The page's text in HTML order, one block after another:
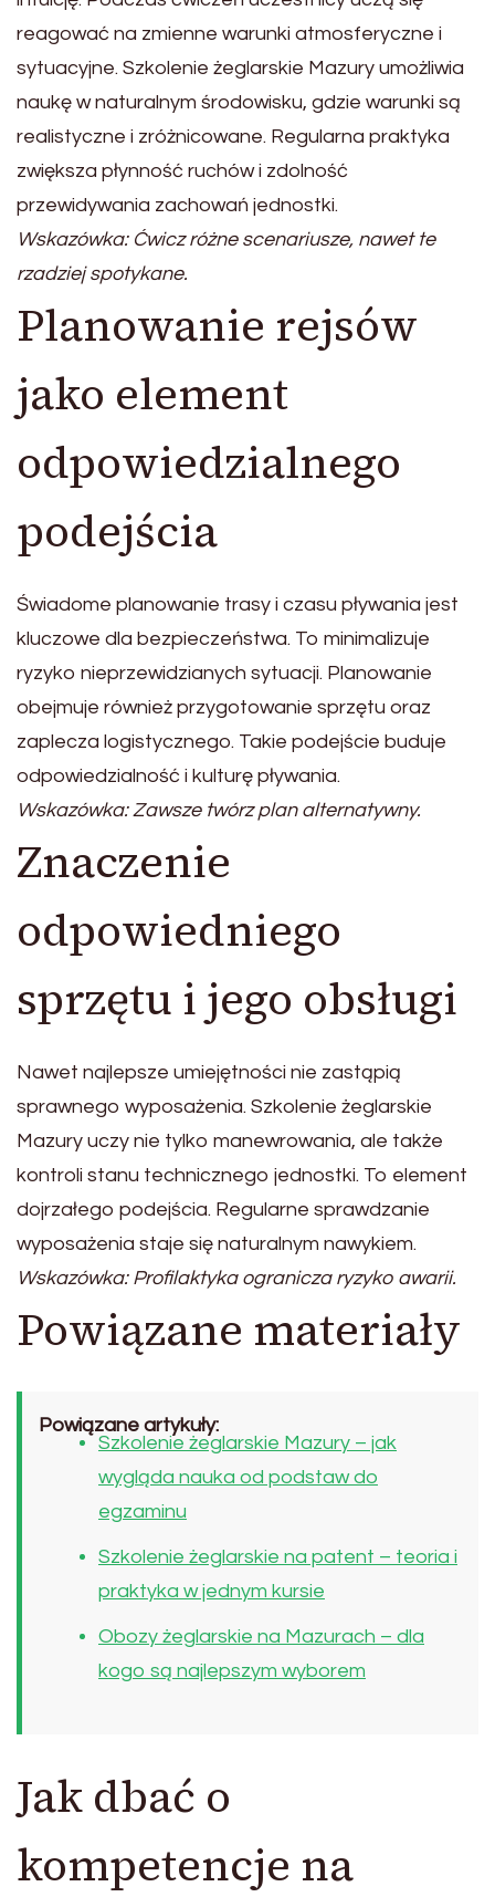
reagować na zmienne warunki atmosferyczne i
sytuacyjne. Szkolenie żeglarskie Mazury umożliwia
naukę w naturalnym środowisku, gdzie warunki są
realistyczne i zróżnicowane. Regularna praktyka
zwiększa płynność ruchów i zdolność
przewidywania zachowań jednostki.
Wskazówka: Ćwicz różne scenariusze, nawet te
rzadziej spotykane.
Planowanie rejsów
jako element
odpowiedzialnego
podejścia
Świadome planowanie trasy i czasu pływania jest
kluczowe dla bezpieczeństwa. To minimalizuje
ryzyko nieprzewidzianych sytuacji. Planowanie
obejmuje również przygotowanie sprzętu oraz
zaplecza logistycznego. Takie podejście buduje
odpowiedzialność i kulturę pływania.
Wskazówka: Zawsze twórz plan alternatywny.
Znaczenie
odpowiedniego
sprzętu i jego obsługi
Nawet najlepsze umiejętności nie zastąpią
sprawnego wyposażenia. Szkolenie żeglarskie
Mazury uczy nie tylko manewrowania, ale także
kontroli stanu technicznego jednostki. To element
dojrzałego podejścia. Regularne sprawdzanie
wyposażenia staje się naturalnym nawykiem.
Wskazówka: Profilaktyka ogranicza ryzyko awarii.
Powiązane materiały
Powiązane artykuły:
Szkolenie żeglarskie Mazury – jak
wygląda nauka od podstaw do
egzaminu
Szkolenie żeglarskie na patent – teoria i
praktyka w jednym kursie
Obozy żeglarskie na Mazurach – dla
kogo są najlepszym wyborem
Jak dbać o
kompetencje na